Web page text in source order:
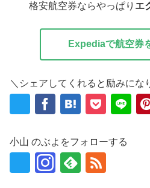
格安航空券ならやっぱり エ
Expediaで航空券
＼シェアしてくれると励みにな
小山 のぶよをフォローする